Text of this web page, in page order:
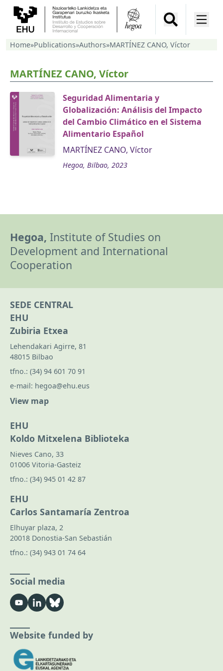
Home»Publications»Authors»MARTÍNEZ CANO, Víctor
MARTÍNEZ CANO, Víctor
Seguridad Alimentaria y
Globalización: Análisis del Impacto
del Cambio Climático en el Sistema
Alimentario Español
MARTÍNEZ CANO, Víctor
Hegoa, Bilbao, 2023
Hegoa, Institute of Studies on
Development and International
Cooperation
SEDE CENTRAL
EHU
Zubiria Etxea
Lehendakari Agirre, 81
48015 Bilbao
tfno.: (34) 94 601 70 91
e-mail: hegoa@ehu.eus
View map
EHU
Koldo Mitxelena Biblioteka
Nieves Cano, 33
01006 Vitoria-Gasteiz
tfno.: (34) 945 01 42 87
EHU
Carlos Santamaría Zentroa
Elhuyar plaza, 2
20018 Donostia-San Sebastián
tfno.: (34) 943 01 74 64
Social media
Website funded by